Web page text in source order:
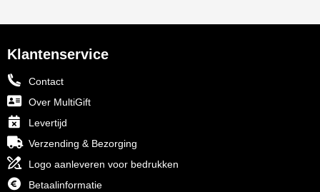
Klantenservice
Contact
Over MultiGift
Levertijd
Verzending & Bezorging
Logo aanleveren voor bedrukken
Betaalinformatie